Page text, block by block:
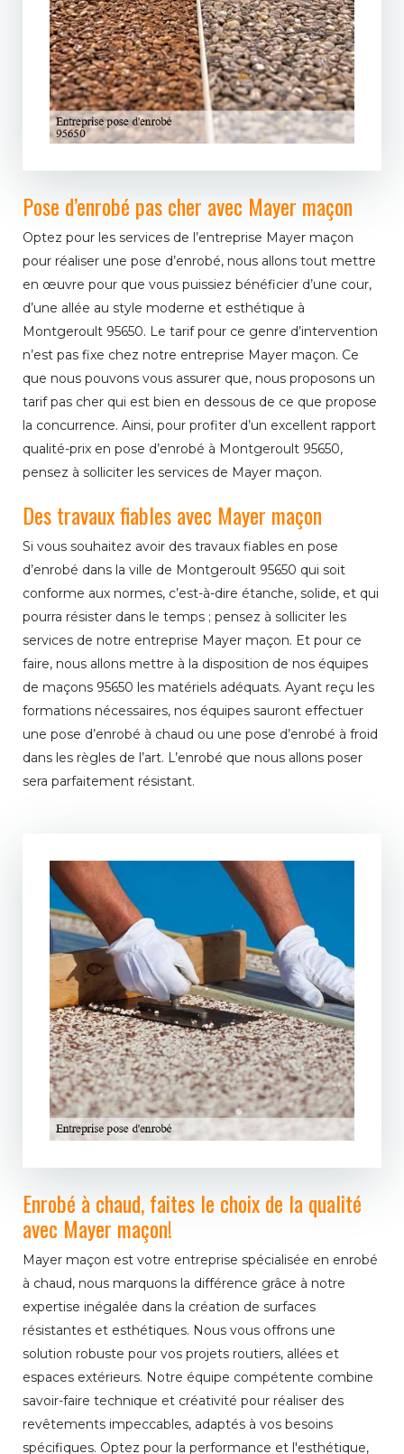
Pose d’enrobé pas cher avec Mayer maçon
Optez pour les services de l’entreprise Mayer maçon
pour réaliser une pose d’enrobé, nous allons tout mettre
en œuvre pour que vous puissiez bénéficier d’une cour,
d’une allée au style moderne et esthétique à
Montgeroult 95650. Le tarif pour ce genre d’intervention
n’est pas fixe chez notre entreprise Mayer maçon. Ce
que nous pouvons vous assurer que, nous proposons un
tarif pas cher qui est bien en dessous de ce que propose
la concurrence. Ainsi, pour profiter d’un excellent rapport
qualité-prix en pose d’enrobé à Montgeroult 95650,
pensez à solliciter les services de Mayer maçon.
Des travaux fiables avec Mayer maçon
Si vous souhaitez avoir des travaux fiables en pose
d’enrobé dans la ville de Montgeroult 95650 qui soit
conforme aux normes, c’est-à-dire étanche, solide, et qui
pourra résister dans le temps ; pensez à solliciter les
services de notre entreprise Mayer maçon. Et pour ce
faire, nous allons mettre à la disposition de nos équipes
de maçons 95650 les matériels adéquats. Ayant reçu les
formations nécessaires, nos équipes sauront effectuer
une pose d’enrobé à chaud ou une pose d’enrobé à froid
dans les règles de l’art. L’enrobé que nous allons poser
sera parfaitement résistant.
Enrobé à chaud, faites le choix de la qualité
avec Mayer maçon!
Mayer maçon est votre entreprise spécialisée en enrobé
à chaud, nous marquons la différence grâce à notre
expertise inégalée dans la création de surfaces
résistantes et esthétiques. Nous vous offrons une
solution robuste pour vos projets routiers, allées et
espaces extérieurs. Notre équipe compétente combine
savoir-faire technique et créativité pour réaliser des
revêtements impeccables, adaptés à vos besoins
spécifiques. Optez pour la performance et l'esthétique,